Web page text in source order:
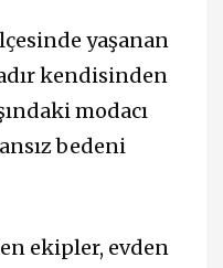
yaşanan
kendisinden
modacı
bedeni
ekipler, evden